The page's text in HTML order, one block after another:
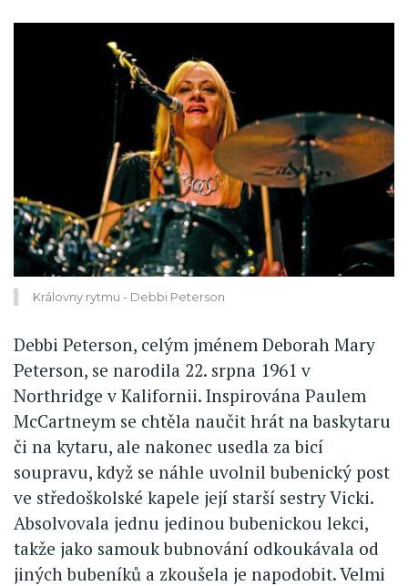
Královny rytmu - Debbi Peterson
Debbi Peterson, celým jménem Deborah Mary
Peterson, se narodila 22. srpna 1961 v
Northridge v Kalifornii. Inspirována Paulem
McCartneym se chtěla naučit hrát na baskytaru
či na kytaru, ale nakonec usedla za bicí
soupravu, když se náhle uvolnil bubenický post
ve středoškolské kapele její starší sestry Vicki.
Absolvovala jednu jedinou bubenickou lekci,
takže jako samouk bubnování odkoukávala od
jiných bubeníků a zkoušela je napodobit. Velmi